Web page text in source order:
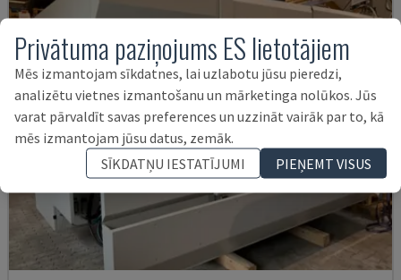
Privātuma paziņojums ES lietotājiem
Mēs izmantojam sīkdatnes, lai uzlabotu jūsu pieredzi,
analizētu vietnes izmantošanu un mārketinga nolūkos. Jūs
varat pārvaldīt savas preferences un uzzināt vairāk par to, kā
mēs izmantojam jūsu datus, zemāk.
SĪKDATŅU IESTATĪJUMI
PIEŅEMT VISUS